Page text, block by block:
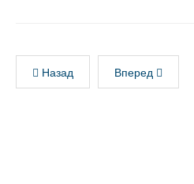
Назад Вперед